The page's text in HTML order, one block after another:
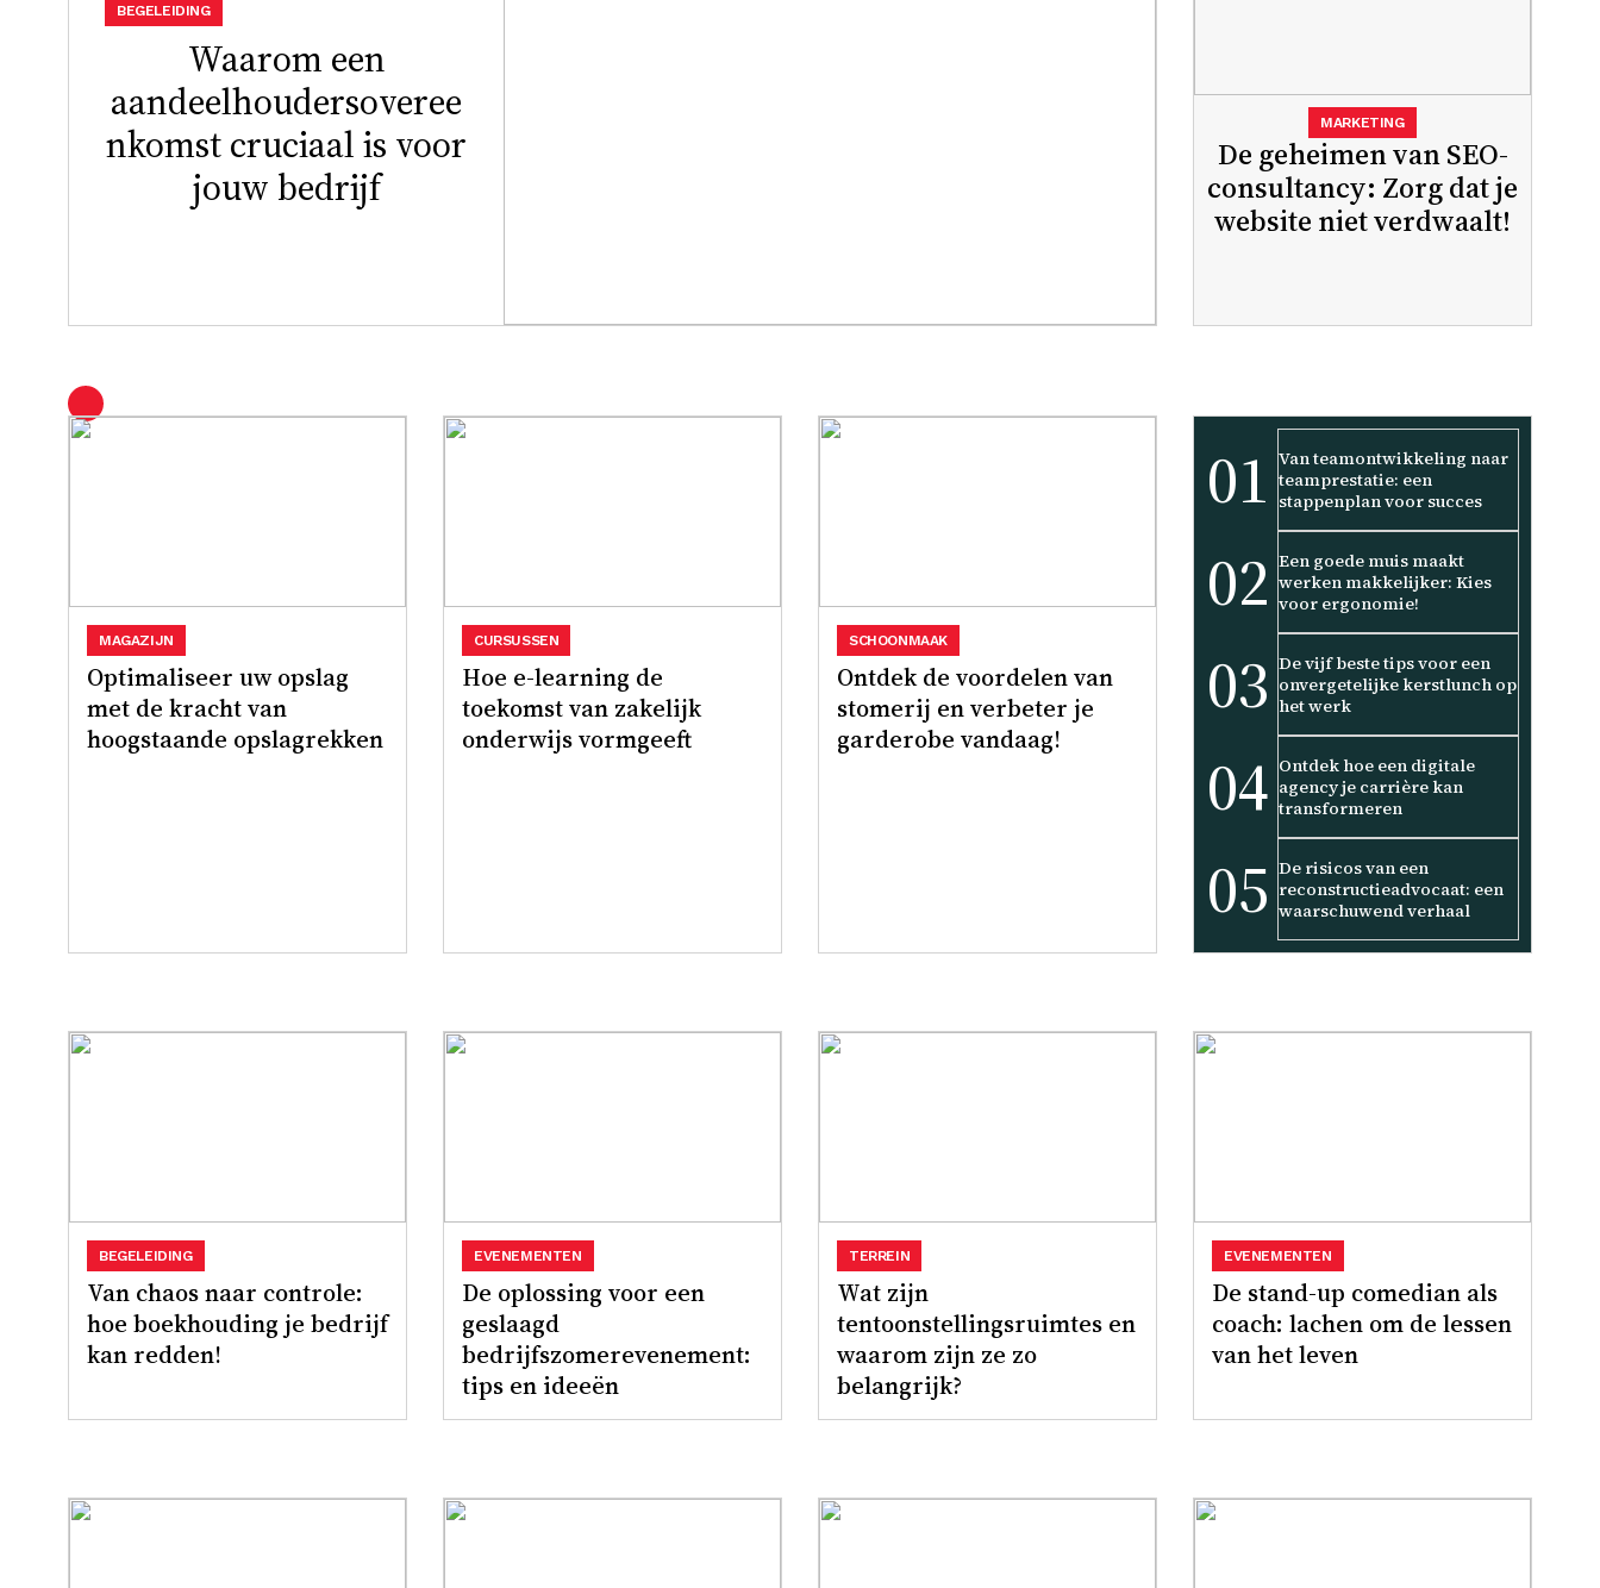
Waarom een
aandeelhoudersoveree
nkomst cruciaal is voor
jouw bedrijf
BEGELEIDING
De geheimen van SEO-
consultancy: Zorg dat je
website niet verdwaalt!
MARKETING
Optimaliseer uw opslag
met de kracht van
hoogstaande opslagrekken
MAGAZIJN
Hoe e-learning de
toekomst van zakelijk
onderwijs vormgeeft
CURSUSSEN
Ontdek de voordelen van
stomerij en verbeter je
garderobe vandaag!
SCHOONMAAK
01 Van teamontwikkeling naar
teamprestatie: een
stappenplan voor succes
02 Een goede muis maakt
werken makkelijker: Kies
voor ergonomie!
03 De vijf beste tips voor een
onvergetelijke kerstlunch op
het werk
04 Ontdek hoe een digitale
agency je carrière kan
transformeren
05 De risicos van een
reconstructieadvocaat: een
waarschuwend verhaal
Van chaos naar controle:
hoe boekhouding je bedrijf
kan redden!
BEGELEIDING
De oplossing voor een
geslaagd
bedrijfszomerevenement:
tips en ideeën
EVENEMENTEN
Wat zijn
tentoonstellingsruimtes en
waarom zijn ze zo
belangrijk?
TERREIN
De stand-up comedian als
coach: lachen om de lessen
van het leven
EVENEMENTEN